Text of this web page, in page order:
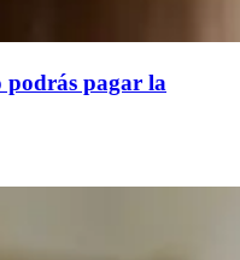
podrás pagar la